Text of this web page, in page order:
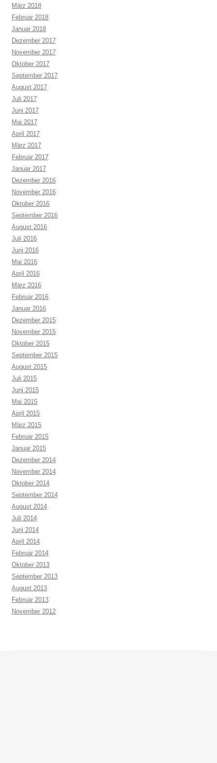
März 2018
Februar 2018
Januar 2018
Dezember 2017
November 2017
Oktober 2017
September 2017
August 2017
Juli 2017
Juni 2017
Mai 2017
April 2017
März 2017
Februar 2017
Januar 2017
Dezember 2016
November 2016
Oktober 2016
September 2016
August 2016
Juli 2016
Juni 2016
Mai 2016
April 2016
März 2016
Februar 2016
Januar 2016
Dezember 2015
November 2015
Oktober 2015
September 2015
August 2015
Juli 2015
Juni 2015
Mai 2015
April 2015
März 2015
Februar 2015
Januar 2015
Dezember 2014
November 2014
Oktober 2014
September 2014
August 2014
Juli 2014
Juni 2014
April 2014
Februar 2014
Oktober 2013
September 2013
August 2013
Februar 2013
November 2012